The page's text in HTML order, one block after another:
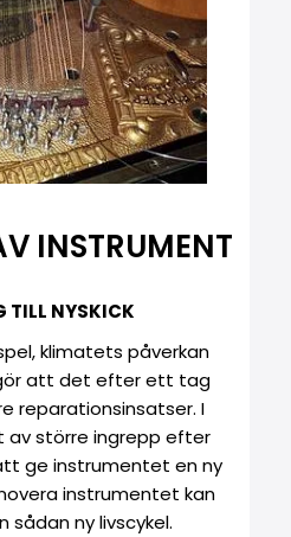
INSTRUMENT
NYSKICK
klimatets påverkan
att det efter ett tag
reparationsinsatser. I
av större ingrepp efter
ge instrumentet en ny
instrumentet kan
sådan ny livscykel.